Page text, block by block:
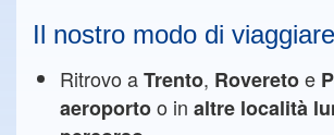
Il nostro modo di
Ritrovo aTrento, Roveretoe
aeroportoo in altre località